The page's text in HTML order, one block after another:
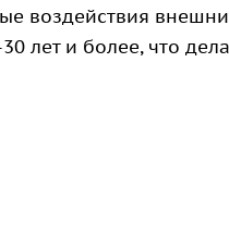
воздействия
лет и более, что